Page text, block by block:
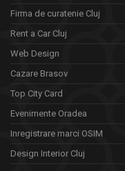
Firma de curatenie Cluj
Rent a Car Cluj
Web Design
Cazare Brasov
Top City Card
Evenimente Oradea
Inregistrare marci OSIM
Design Interior Cluj